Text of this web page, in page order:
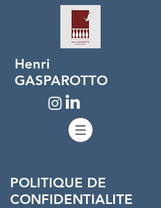
Henri
GASPAROTTO
POLITIQUE DE
CONFIDENTIALITE